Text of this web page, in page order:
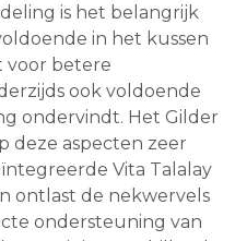
is het belangrijk
in het kussen
voor betere
ook voldoende
ondervindt. Het Gilder
deze aspecten zeer
Vita Talalay
ontlast de nekwervels
ondersteuning van